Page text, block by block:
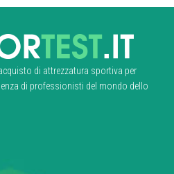
di attrezzatura sportiva per
di professionisti del mondo dello